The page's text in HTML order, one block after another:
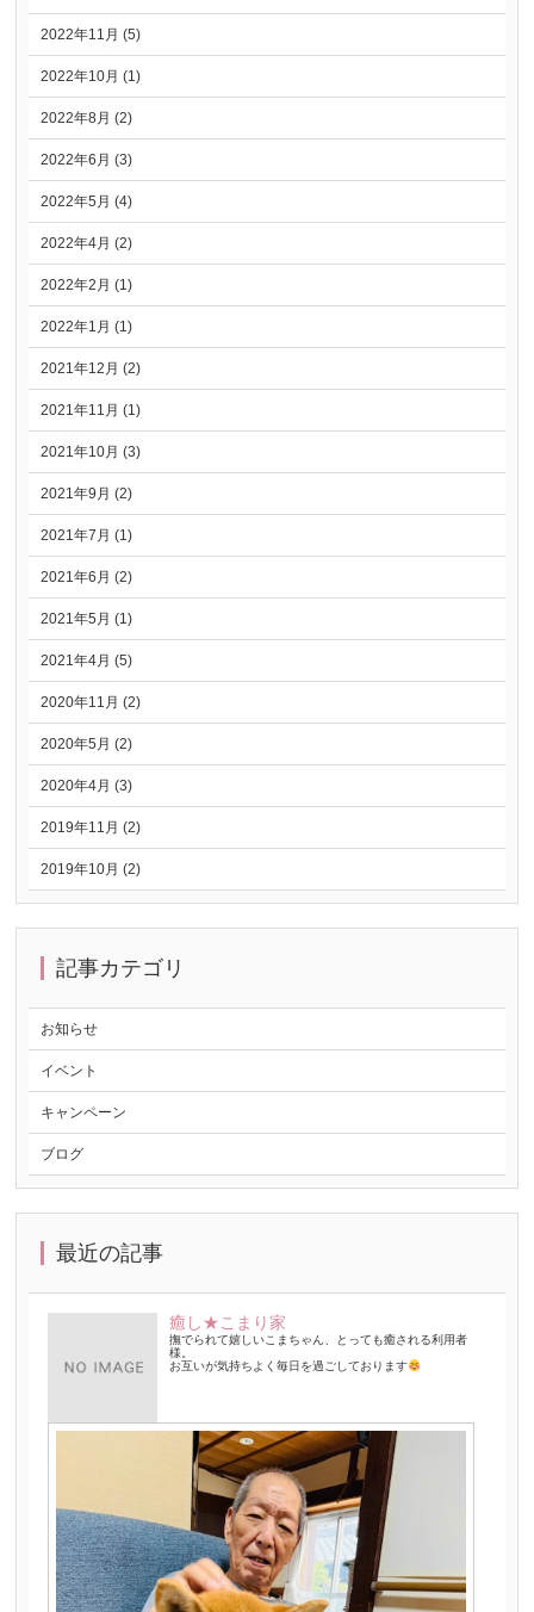
2022年11月 (5)
2022年10月 (1)
2022年8月 (2)
2022年6月 (3)
2022年5月 (4)
2022年4月 (2)
2022年2月 (1)
2022年1月 (1)
2021年12月 (2)
2021年11月 (1)
2021年10月 (3)
2021年9月 (2)
2021年7月 (1)
2021年6月 (2)
2021年5月 (1)
2021年4月 (5)
2020年11月 (2)
2020年5月 (2)
2020年4月 (3)
2019年11月 (2)
2019年10月 (2)
記事カテゴリ
お知らせ
イベント
キャンペーン
ブログ
最近の記事
癒し★こまり家
撫でられて嬉しいこまちゃん、とっても癒される利用者
様。
お互いが気持ちよく毎日を過ごしております